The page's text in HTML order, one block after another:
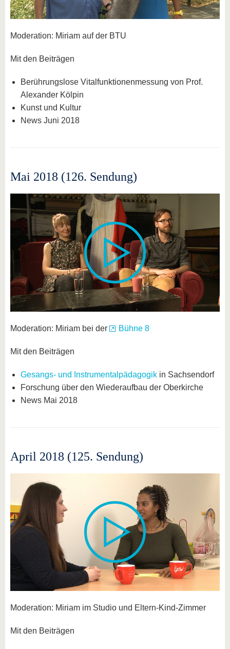
Moderation: Miriam auf der BTU
Mit den Beiträgen
Berührungslose Vitalfunktionenmessung von Prof.
Alexander Kölpin
Kunst und Kultur
News Juni 2018
Mai 2018 (126. Sendung)
Moderation: Miriam bei der Bühne 8
Mit den Beiträgen
Gesangs- und Instrumentalpädagogik in Sachsendorf
Forschung über den Wiederaufbau der Oberkirche
News Mai 2018
April 2018 (125. Sendung)
Moderation: Miriam im Studio und Eltern-Kind-Zimmer
Mit den Beiträgen